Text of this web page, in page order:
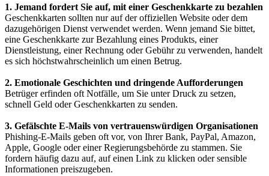
1. Jemand fordert Sie auf, mit einer Geschenkkarte zu bezahlen
Geschenkkarten sollten nur auf der offiziellen Website oder dem
dazugehörigen Dienst verwendet werden. Wenn jemand Sie bittet,
eine Geschenkkarte zur Bezahlung eines Produkts, einer
Dienstleistung, einer Rechnung oder Gebühr zu verwenden, handelt
es sich höchstwahrscheinlich um einen Betrug.
2. Emotionale Geschichten und dringende Aufforderungen
Betrüger erfinden oft Notfälle, um Sie unter Druck zu setzen,
schnell Geld oder Geschenkkarten zu senden.
3. Gefälschte E-Mails von vertrauenswürdigen Organisationen
Phishing-E-Mails geben oft vor, von Ihrer Bank, PayPal, Amazon,
Apple, Google oder einer Regierungsbehörde zu stammen. Sie
fordern häufig dazu auf, auf einen Link zu klicken oder sensible
Informationen preiszugeben.